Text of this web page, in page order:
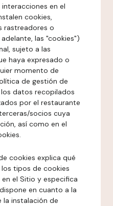
en el
cookies,
rastreadores o
las "cookies")
sujeto a las
haya expresado o
momento de
de gestión de
datos recopilados
por el restaurante
socios cuya
así como en el
cookies explica qué
tipos de cookies
el Sitio y especifica
en cuanto a la
la instalación de